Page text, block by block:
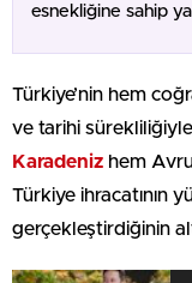
esnekliğine sahip
Türkiye’nin hem
ve tarihi
Karadeniz hem
Türkiye ihracatının
gerçekleştirdiğinin